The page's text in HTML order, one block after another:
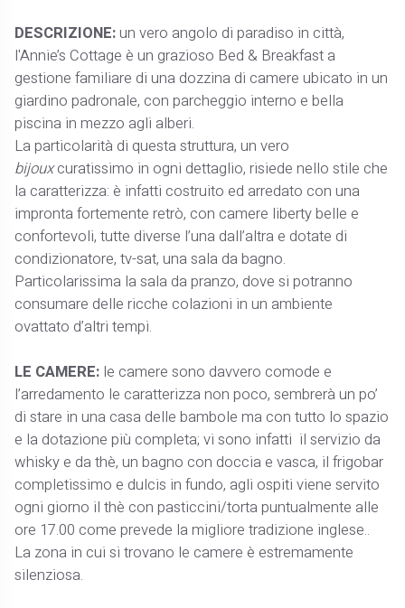
DESCRIZIONE:un vero angolo di paradiso in città,
l'Annie’s Cottage è un grazioso Bed & Breakfast a
gestione familiare di una dozzina di camere ubicato in un
giardino padronale, con parcheggio interno e bella
piscina in mezzo agli alberi.
La particolarità di questa struttura, un vero
bijouxcuratissimo in ogni dettaglio, risiede nello stile che
la caratterizza: è infatti costruito ed arredato con una
impronta fortemente retrò, con camere liberty belle e
confortevoli, tutte diverse l’una dall’altra e dotate di
condizionatore, tv-sat, una sala da bagno.
Particolarissima la sala da pranzo, dove si potranno
consumare delle ricche colazioni in un ambiente
ovattato d’altri tempi.
LE CAMERE: le camere sono davvero comode e
l’arredamento le caratterizza non poco, sembrerà un po’
di stare in una casa delle bambole ma con tutto lo spazio
e la dotazione più completa; vi sono infatti il servizio da
whisky e da thè, un bagno con doccia e vasca, il frigobar
completissimo e dulcis in fundo, agli ospiti viene servito
ogni giorno il thè con pasticcini/torta puntualmente alle
ore 17.00 come prevede la migliore tradizione inglese..
La zona in cui si trovano le camere è estremamente
silenziosa.